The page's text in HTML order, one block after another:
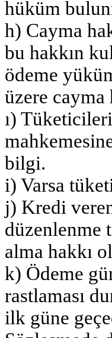
hüküm
h) Cayma
bu hakkın
ödeme
üzere cayma
ı)
bilgi.
i) Varsa
j) Kredi
düzenlenme
alma hakkı
k) Ödeme
rastlaması
ilk güne